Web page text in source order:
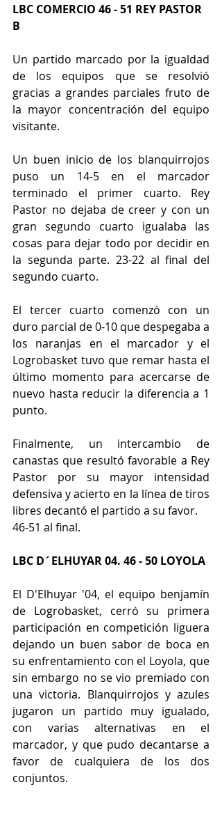
LBC COMERCIO 46 - 51 REY PASTOR
B
Un partido marcado por la igualdad
de los equipos que se resolvió
gracias a grandes parciales fruto de
la mayor concentración del equipo
visitante.
Un buen inicio de los blanquirrojos
puso un 14-5 en el marcador
terminado el primer cuarto. Rey
Pastor no dejaba de creer y con un
gran segundo cuarto igualaba las
cosas para dejar todo por decidir en
la segunda parte. 23-22 al final del
segundo cuarto.
El tercer cuarto comenzó con un
duro parcial de 0-10 que despegaba a
los naranjas en el marcador y el
Logrobasket tuvo que remar hasta el
último momento para acercarse de
nuevo hasta reducir la diferencia a 1
punto.
Finalmente, un intercambio de
canastas que resultó favorable a Rey
Pastor por su mayor intensidad
defensiva y acierto en la línea de tiros
libres decantó el partido a su favor.
46-51 al final.
LBC D´ELHUYAR 04. 46 - 50 LOYOLA
El D'Elhuyar '04, el equipo benjamín
de Logrobasket, cerró su primera
participación en competición liguera
dejando un buen sabor de boca en
su enfrentamiento con el Loyola, que
sin embargo no se vio premiado con
una victoria. Blanquirrojos y azules
jugaron un partido muy igualado,
con varias alternativas en el
marcador, y que pudo decantarse a
favor de cualquiera de los dos
conjuntos.